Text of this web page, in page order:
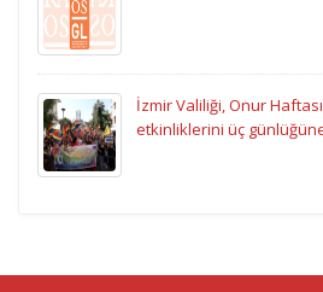
İzmir Valiliği, Onur
etkinliklerini üç